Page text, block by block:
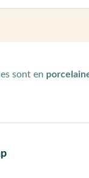
sont en